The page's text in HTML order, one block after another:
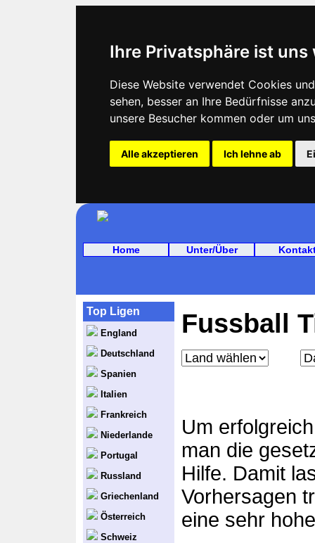
Ihre Privatsphäre ist
Diese Website verwendet Cookies
sehen, besser an Ihre Bedürfnisse
unsere Besucher kommen oder um
Alle akzeptieren Ich lehne ab
Home Unter/Über
Top Ligen
England
Deutschland
Spanien
Italien
Frankreich
Niederlande
Portugal
Russland
Griechenland
Österreich
Schweiz
Fussball
Um
man die
Hilfe. Damit
Vorhersagen
eine sehr